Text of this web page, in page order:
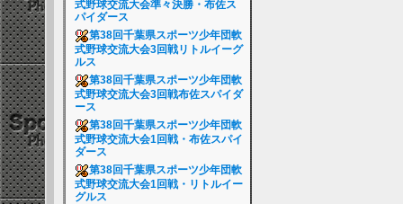
式野球交流大会準々決勝・布佐ス
パイダース
第38回千葉県スポーツ少年団軟
式野球交流大会3回戦リトルイーグ
ルス
第38回千葉県スポーツ少年団軟
式野球交流大会3回戦布佐スパイダ
ース
第38回千葉県スポーツ少年団軟
式野球交流大会1回戦・布佐スパイ
ダース
第38回千葉県スポーツ少年団軟
式野球交流大会1回戦・リトルイー
グルス